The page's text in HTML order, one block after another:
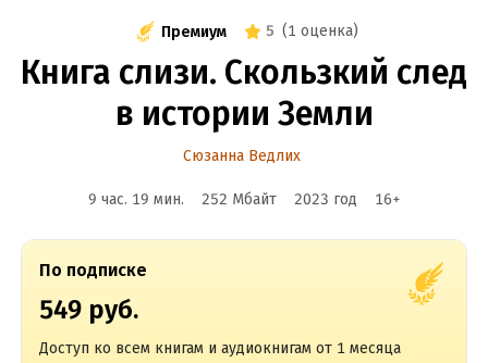
Премиум 5 (1 оценка)
Книга слизи. Скользкий след
в истории Земли
Сюзанна Ведлих
9 час. 19 мин. 252 Мбайт 2023 год 16+
По подписке
549 руб.
Доступ ко всем книгам и аудиокнигам от 1 месяца